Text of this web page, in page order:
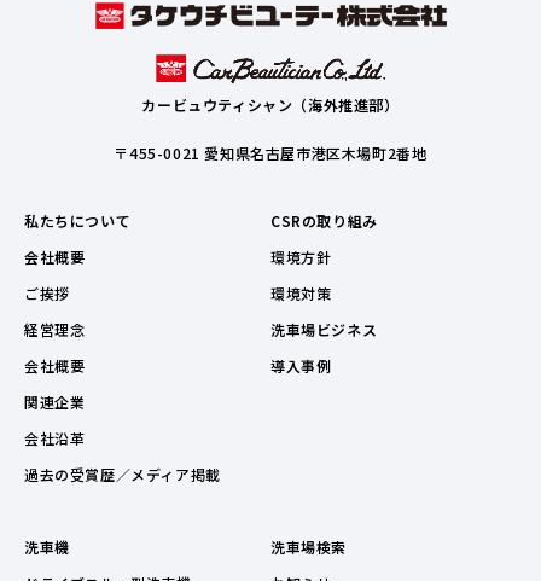
カービュウティシャン（海外推進部）
〒455-0021 愛知県名古屋市港区木場町2番地
私たちについて
会社概要
ご挨拶
経営理念
会社概要
関連企業
会社沿革
過去の受賞歴／メディア掲載
CSRの取り組み
環境方針
環境対策
洗車場ビジネス
導入事例
洗車機
洗車場検索